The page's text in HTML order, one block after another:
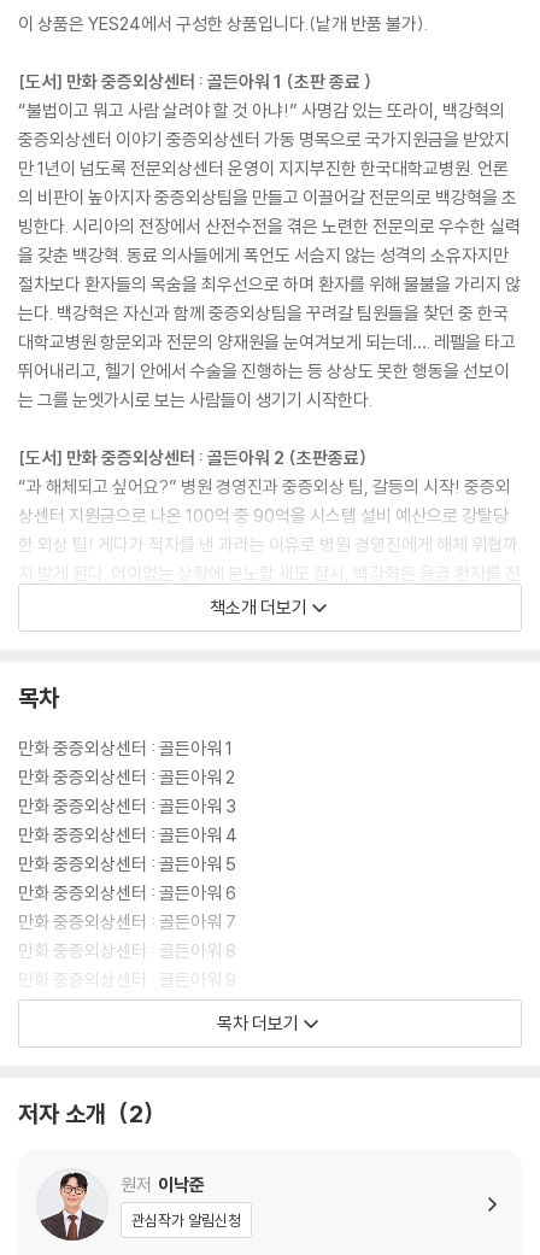
이 상품은 YES24에서 구성한 상품입니다.(낱개 반품 불가).
[도서] 만화 중증외상센터 : 골든아워 1 (초판 종료 )
“불법이고 뭐고 사람 살려야 할 것 아냐!” 사명감 있는 또라이, 백강혁의
중증외상센터 이야기 중증외상센터 가동 명목으로 국가지원금을 받았지
만 1년이 넘도록 전문외상센터 운영이 지지부진한 한국대학교병원. 언론
의 비판이 높아지자 중증외상팀을 만들고 이끌어갈 전문의로 백강혁을 초
빙한다. 시리아의 전장에서 산전수전을 겪은 노련한 전문의로 우수한 실력
을 갖춘 백강혁. 동료 의사들에게 폭언도 서슴지 않는 성격의 소유자지만
절차보다 환자들의 목숨을 최우선으로 하며 환자를 위해 물불을 가리지 않
는다. 백강혁은 자신과 함께 중증외상팀을 꾸려갈 팀원들을 찾던 중 한국
대학교병원 항문외과 전문의 양재원을 눈여겨보게 되는데…. 레펠을 타고
뛰어내리고, 헬기 안에서 수술을 진행하는 등 상상도 못한 행동을 선보이
는 그를 눈엣가시로 보는 사람들이 생기기 시작한다.
[도서] 만화 중증외상센터 : 골든아워 2 (초판종료)
“과 해체되고 싶어요?” 병원 경영진과 중증외상 팀, 갈등의 시작! 중증외
상센터 지원금으로 나온 100억 중 90억을 시스템 설비 예산으로 강탈당
한 외상 팀! 게다가 적자를 낸 과라는 이유로 병원 경영진에게 해체 위협까
지 받게 된다. 어이없는 상황에 분노할 새도 잠시, 백강혁은 응급 환자를 진
료하기 위해 헬기를 타고 백령도로 향한다. 한국대학병원에 취재를 나온
기자 중 한 명은 백강혁을 쫓으며 이송부터 수술 장면까지 모두 생중계 하
1위에 오르며 외상외과의 구원자로 칭송받는 백강혁. 하지만 그를 탐탁지
냐. 경영진과 백강혁의 갈등이 시작된다.
[도서] 만화 중증외상센터 : 골든아워 3 (초판종료)
중증외상센터 생존율 98% vs 적자 5억 2천만 원 높은 생존율을 기록하고
있는 한국대 중증외상센터. 하지만 만만찮은 적자 비용으로 병원 경영진의
눈 밖에 난 지 오래다. 백강혁을 곤란하게 만들기 위해 중증외상센터 팀원
들이 사고 내기만을 기다리던 병원장과 기조실장은 이젠 직접 나서기 시작
했다. 중증외상팀을 도와 헬기 이송을 도와주던 구조단 안중헌 팀장을 다
른 곳으로 발령 내어 응급환자를 이송할 날개를 꺾어 버리고, 그 여파로 위
급한 상황에 빠진 환자를 구할 골든 아워를 놓쳐버리고 마는데….
8발의 총상을 입은 이현종 대위! 그를 살리기 위해 두바이로 향하다 무장
대위. 그를 살려달라는 국민 청원이 250만에 이를 정도로 전 국민이 그의
생사에 집중하고 있다. 보건복지부 장관의 추천으로 백강혁은 자신의 팀원
들과 함께 이현종 대위의 치료를 위해 두바이로 향한다. 하지만 8발의 총
책소개 더보기
목차
만화 중증외상센터 : 골든아워 1
만화 중증외상센터 : 골든아워 2
만화 중증외상센터 : 골든아워 3
만화 중증외상센터 : 골든아워 4
만화 중증외상센터 : 골든아워 5
만화 중증외상센터 : 골든아워 6
만화 중증외상센터 : 골든아워 7
만화 중증외상센터 : 골든아워 8
만화 중증외상센터 : 골든아워 9
만화 중증외상센터 : 골든아워 10
만화 중증외상센터 : 골든아워 11
목차 더보기
저자 소개 2
원저 이낙준
관심작가 알림신청